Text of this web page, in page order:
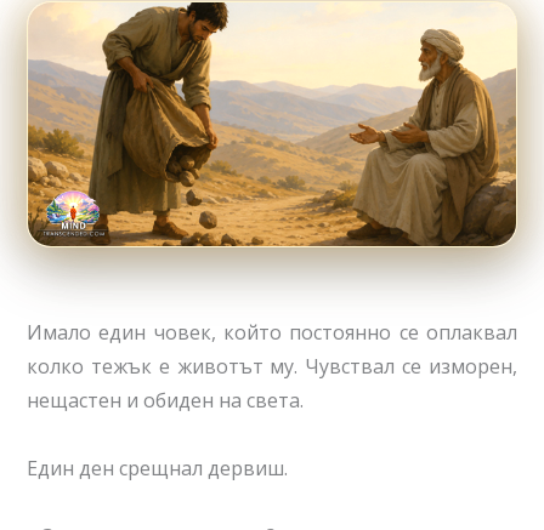
Имало един човек, който постоянно се оплаквал
колко тежък е животът му. Чувствал се изморен,
нещастен и обиден на света.
Един ден срещнал дервиш.